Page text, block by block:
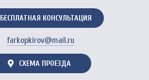
БЕСПЛАТНАЯ КОНСУЛЬТАЦИЯ
farkopkirov@mail.ru
СХЕМА ПРОЕЗДА